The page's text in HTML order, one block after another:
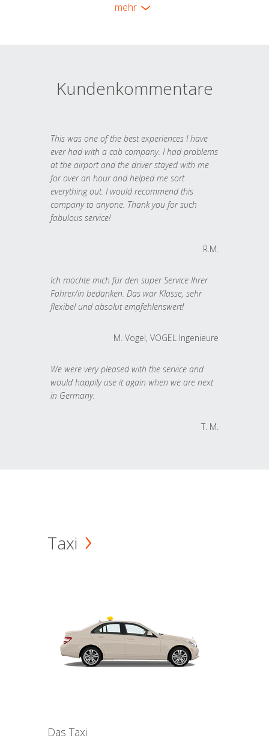
mehr
Kundenkommentare
This was one of the best experiences I have
ever had with a cab company. I had problems
at the airport and the driver stayed with me
for over an hour and helped me sort
everything out. I would recommend this
company to anyone. Thank you for such
fabulous service!
R.M.
Ich möchte mich für den super Service Ihrer
Fahrer/in bedanken. Das war Klasse, sehr
flexibel und absolut empfehlenswert!
M. Vogel, VOGEL Ingenieure
We were very pleased with the service and
would happily use it again when we are next
in Germany.
T. M.
Taxi
Das Taxi